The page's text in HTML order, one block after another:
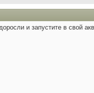
и запустите в свой